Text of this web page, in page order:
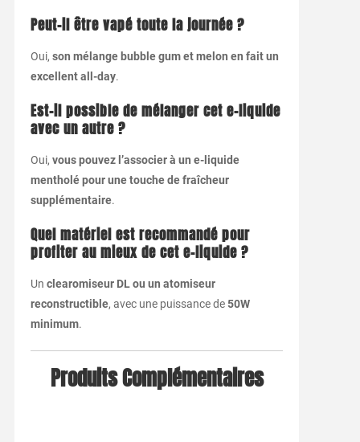
Peut-il être vapé toute la journée ?
Oui, son mélange bubble gum et melon en fait un
excellent all-day.
Est-il possible de mélanger cet e-liquide
avec un autre ?
Oui, vous pouvez l’associer à un e-liquide
mentholé pour une touche de fraîcheur
supplémentaire.
Quel matériel est recommandé pour
profiter au mieux de cet e-liquide ?
Un clearomiseur DL ou un atomiseur
reconstructible, avec une puissance de50W
minimum.
Produits Complémentaires